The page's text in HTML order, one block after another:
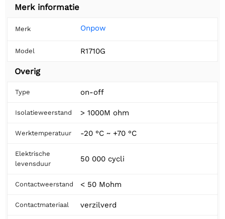
Merk informatie
Merk Onpow
Model R1710G
Overig
Type on-off
Isolatieweerstand > 1000M ohm
Werktemperatuur -20 °C ~ +70 °C
Elektrische
levensduur
50 000 cycli
Contactweerstand < 50 Mohm
Contactmateriaal verzilverd